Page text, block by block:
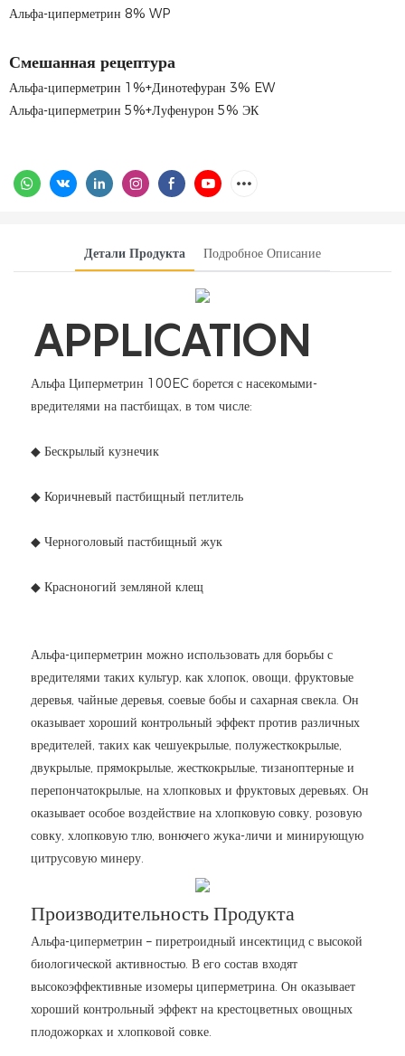
Альфа-циперметрин 8% WP
Смешанная рецептура
Альфа-циперметрин 1%+Динотефуран 3% EW
Альфа-циперметрин 5%+Луфенурон 5% ЭК
Детали Продукта Подробное Описание
APPLICATION
Альфа Циперметрин 100EC борется с насекомыми-
вредителями на пастбищах, в том числе:
◆ Бескрылый кузнечик
◆ Коричневый пастбищный петлитель
◆ Черноголовый пастбищный жук
◆ Красноногий земляной клещ
Альфа-циперметрин можно использовать для борьбы с
вредителями таких культур, как хлопок, овощи, фруктовые
деревья, чайные деревья, соевые бобы и сахарная свекла. Он
оказывает хороший контрольный эффект против различных
вредителей, таких как чешуекрылые, полужесткокрылые,
двукрылые, прямокрылые, жесткокрылые, тизаноптерные и
перепончатокрылые, на хлопковых и фруктовых деревьях. Он
оказывает особое воздействие на хлопковую совку, розовую
совку, хлопковую тлю, вонючего жука-личи и минирующую
цитрусовую минеру.
Производительность Продукта
Альфа-циперметрин – пиретроидный инсектицид с высокой
биологической активностью. В его состав входят
высокоэффективные изомеры циперметрина. Он оказывает
хороший контрольный эффект на крестоцветных овощных
плодожорках и хлопковой совке.